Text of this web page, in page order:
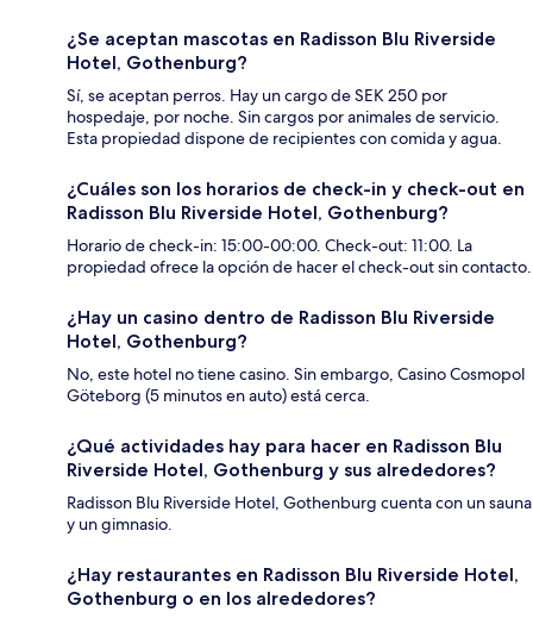
¿Se aceptan mascotas en Radisson Blu Riverside
Hotel, Gothenburg?
Sí, se aceptan perros. Hay un cargo de SEK 250 por
hospedaje, por noche. Sin cargos por animales de servicio.
Esta propiedad dispone de recipientes con comida y agua.
¿Cuáles son los horarios de check-in y check-out en
Radisson Blu Riverside Hotel, Gothenburg?
Horario de check-in: 15:00-00:00. Check-out: 11:00. La
propiedad ofrece la opción de hacer el check-out sin contacto.
¿Hay un casino dentro de Radisson Blu Riverside
Hotel, Gothenburg?
No, este hotel no tiene casino. Sin embargo, Casino Cosmopol
Göteborg (5 minutos en auto) está cerca.
¿Qué actividades hay para hacer en Radisson Blu
Riverside Hotel, Gothenburg y sus alrededores?
Radisson Blu Riverside Hotel, Gothenburg cuenta con un sauna
y un gimnasio.
¿Hay restaurantes en Radisson Blu Riverside Hotel,
Gothenburg o en los alrededores?